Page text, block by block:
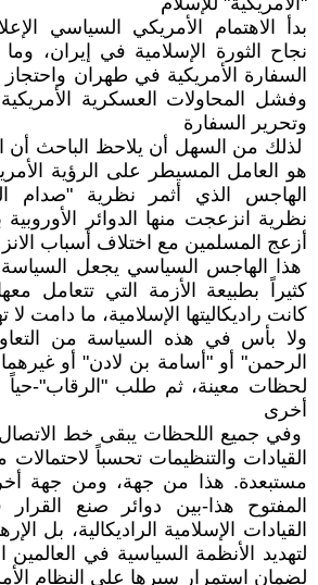
بدأ الاهتمام الأمريكي السياسي
نجاح الثورة الإسلامية في إيران،
السفارة الأمريكية في طهران
وفشل المحاولات العسكرية
وتحرير السفارة
لذلك من السهل أن يلاحظ الباحث أن
هو العامل المسيطر على الرؤية
الهاجس الذي أثمر نظرية "صدام
نظرية انزعجت منها الدوائر
أزعج المسلمين مع اختلاف أسباب
هذا الهاجس السياسي يجعل السياسة
كثيراً بطبيعة الأزمة التي تتعامل
كانت راديكاليتها الإسلامية، ما دامت لا
ولا بأس في هذه السياسة من
الرحمن" أو "أسامة بن لادن" أو
لحظات معينة، ثم طلب "الرقاب"-حياً
أخرى
وفي جميع اللحظات يبقى خط
القيادات والتنظيمات تحسباً
مستبعدة. هذا من جهة، ومن جهة
المفتوح هذا-بين دوائر صنع
القيادات الإسلامية الراديكالية، بل
لتهديد الأنظمة السياسية في العالمين
لضمان استمرار سيرها على النظام